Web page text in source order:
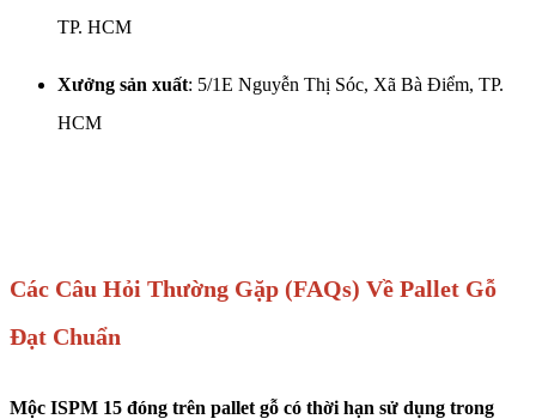
TP. HCM
Xưởng sản xuất: 5/1E Nguyễn Thị Sóc, Xã Bà Điểm, TP.
HCM
Các Câu Hỏi Thường Gặp (FAQs) Về Pallet Gỗ
Đạt Chuẩn
Mộc ISPM 15 đóng trên pallet gỗ có thời hạn sử dụng trong